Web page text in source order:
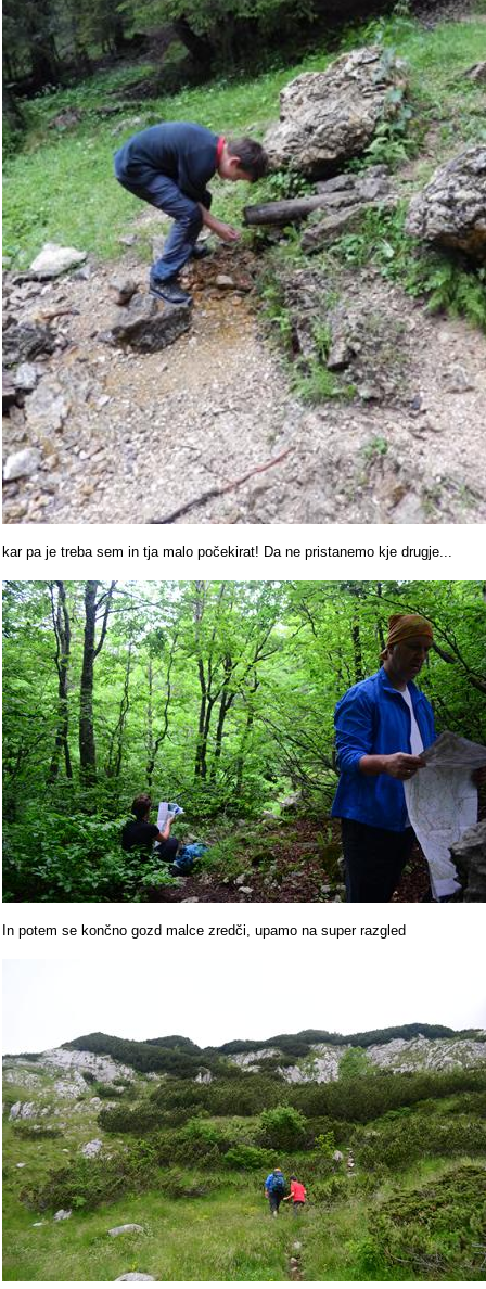
kar pa je treba sem in tja malo počekirat! Da ne pristanemo kje drugje...
In potem se končno gozd malce zredči, upamo na super razgled